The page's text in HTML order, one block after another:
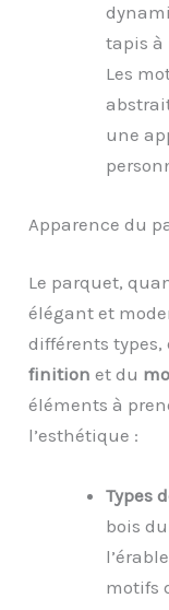
tapis à
Les
une
Apparence du
Le parquet,
élégant et
différents
finition et du
éléments à
l’esthétique :
Types
bois
motifs